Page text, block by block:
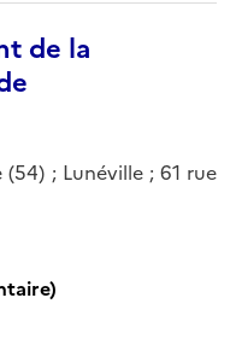
de la
; Lunéville ; 61 rue